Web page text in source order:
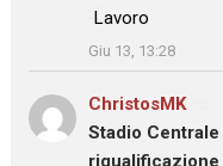
: “Lavoro
”
Giu 13, 13:28
ChristosMKsu
Stadio
riqualificazione